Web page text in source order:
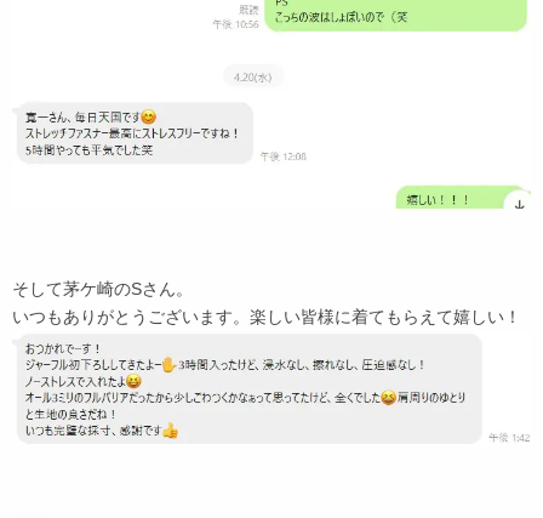
そして茅ケ崎のSさん。
いつもありがとうございます。楽しい皆様に着てもらえて嬉しい！